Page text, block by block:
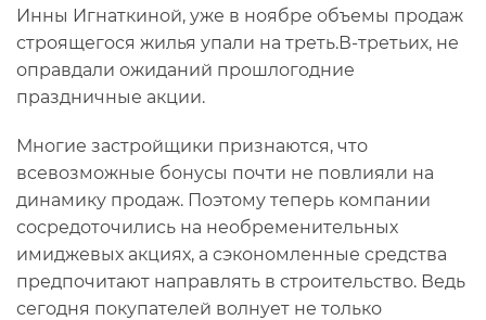
Инны Игнаткиной, уже в ноябре объемы продаж
строящегося жилья упали на треть.В-третьих, не
оправдали ожиданий прошлогодние
праздничные акции.
Многие застройщики признаются, что
всевозможные бонусы почти не повлияли на
динамику продаж. Поэтому теперь компании
сосредоточились на необременительных
имиджевых акциях, а сэкономленные средства
предпочитают направлять в строительство. Ведь
сегодня покупателей волнует не только